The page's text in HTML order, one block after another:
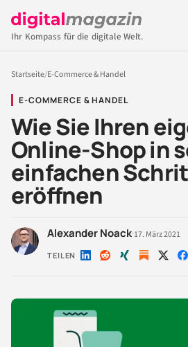
Ihr Kompass für die digitale Welt.
Startseite/E-Commerce & Handel
E-COMMERCE & HANDEL
Wie Sie Ihren
Online-Shop in
einfachen
eröffnen
Alexander Noack·17. März 2021
TEILEN Auf Auf Auf Auf